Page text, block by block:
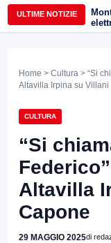
ULTIME NOTIZIE
Home > Cultura > “Si
Altavilla Irpina su Villani
CULTURA
“Si
Altavilla
Capone
29 MAGGIO 2025di